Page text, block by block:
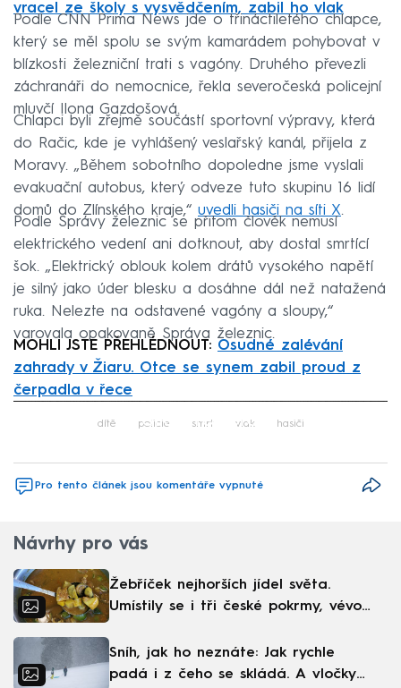
vracel ze školy s vysvědčením, zabil ho vlak
Podle CNN Prima News jde o třináctiletého chlapce,
který se měl spolu se svým kamarádem pohybovat v
blízkosti železniční trati s vagóny. Druhého převezli
záchranáři do nemocnice, řekla severočeská policejní
mluvčí Ilona Gazdošová.
Chlapci byli zřejmě součástí sportovní výpravy, která
do Račic, kde je vyhlášený veslařský kanál, přijela z
Moravy. „Během sobotního dopoledne jsme vyslali
evakuační autobus, který odveze tuto skupinu 16 lidí
domů do Zlínského kraje,“ uvedli hasiči na síti X.
Podle Správy železnic se přitom člověk nemusí
elektrického vedení ani dotknout, aby dostal smrtící
šok. „Elektrický oblouk kolem drátů vysokého napětí
je silný jako úder blesku a dosáhne dál než natažená
ruka. Nelezte na odstavené vagóny a sloupy,“
varovala opakovaně Správa železnic.
MOHLI JSTE PŘEHLÉDNOUT: Osudné zalévání
zahrady v Žiaru. Otce se synem zabil proud z
čerpadla v řece
Failed to fetch
dítě policie smrt vlak hasiči
Pro tento článek jsou komentáře vypnuté
Návrhy pro vás
Žebříček nejhorších jídel světa.
Umístily se i tři české pokrmy, vévodí
Sníh, jak ho neznáte: Jak rychle
padá i z čeho se skládá. A vločky